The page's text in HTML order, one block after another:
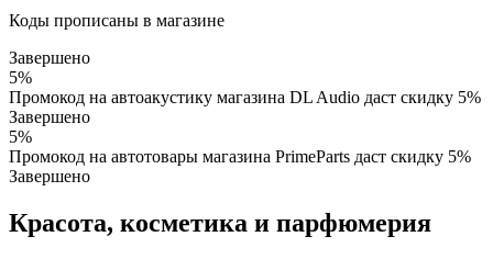
Коды прописаны в магазине
Завершено
5%
Промокод на автоакустику магазина DL Audio даст скидку 5%
Завершено
5%
Промокод на автотовары магазина PrimeParts даст скидку 5%
Завершено
Красота, косметика и парфюмерия